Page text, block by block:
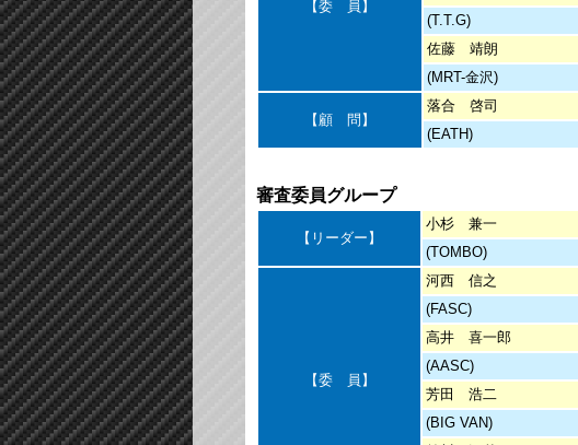
【委 員】
(T.T.G)
佐藤 靖朗
(MRT-金沢)
【顧 問】
落合 啓司
(EATH)
審査委員グループ
【リーダー】
小杉 兼一
(TOMBO)
【委 員】
河西 信之
(FASC)
高井 喜一郎
(AASC)
芳田 浩二
(BIG VAN)